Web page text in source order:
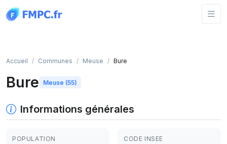
Accueil Communes Meuse Bure
Bure Meuse (55)
Informations générales
POPULATION CODE INSEE
Panneau de gestion des cookies